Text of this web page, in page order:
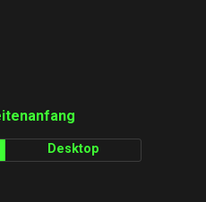
Desktop